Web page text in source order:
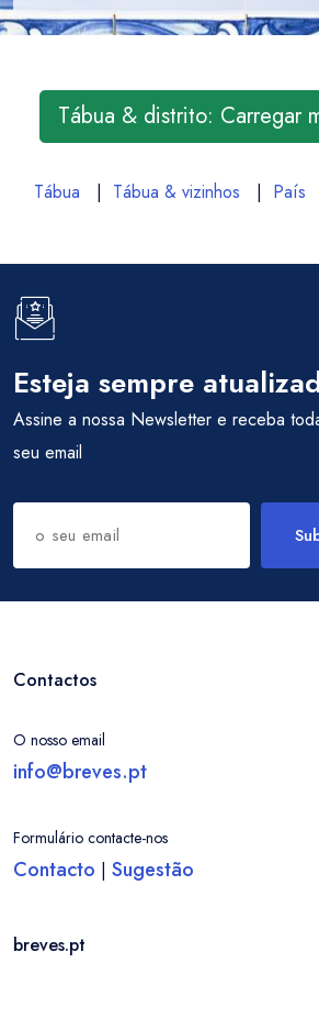
Tábua & distrito: Carregar
Tábua | Tábua & vizinhos | País
Esteja sempre
Assine a nossa Newsletter e receba
seu email
Contactos
O nosso email
info@breves.pt
Formulário contacte-nos
Contacto | Sugestão
breves.pt